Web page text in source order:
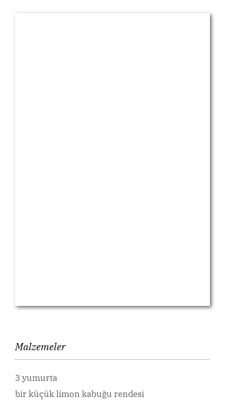
Malzemeler
3 yumurta
bir küçük limon kabuğu rendesi